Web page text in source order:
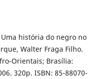
Uma história do negro no
Walter Fraga Filho.
Orientais; Brasília:
320p. ISBN: 85-88070-